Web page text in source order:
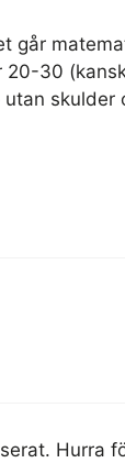
går
20-30
skulder
Hurra